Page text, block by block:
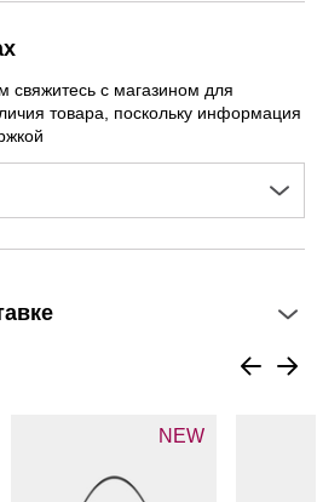
свяжитесь с магазином для
товара, поскольку информация
NEW